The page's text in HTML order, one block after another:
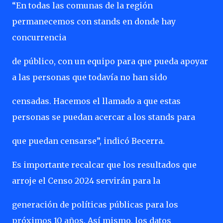
“En todas las comunas de la región
permanecemos con stands en donde hay
concurrencia
de público, con un equipo para que pueda apoyar
a las personas que todavía no han sido
censadas. Hacemos el llamado a que estas
personas se puedan acercar a los stands para
que puedan censarse”, indicó Becerra.
Es importante recalcar que los resultados que
arroje el Censo 2024 servirán para la
generación de políticas públicas para los
próximos 10 años. Así mismo, los datos